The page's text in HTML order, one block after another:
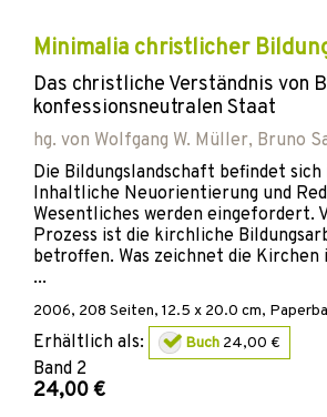
Minimalia christlicher
Das christliche Verständnis von
konfessionsneutralen Staat
hg. von Wolfgang W. Müller, Bruno
Die Bildungslandschaft befindet
Inhaltliche Neuorientierung und
Wesentliches werden eingefordert.
Prozess ist die kirchliche
betroffen. Was zeichnet die
...
2006, 208 Seiten, 12.5 x 20.0 cm,
Erhältlich als: Buch 24,00 €
Band 2
24,00 €